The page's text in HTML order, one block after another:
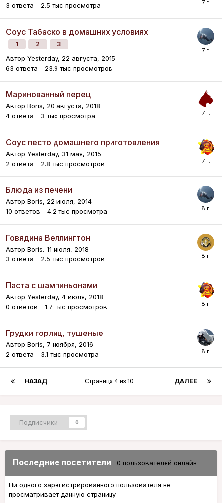
3 ответа 2.5 тыс просмотра
Соус Табаско в домашних условиях
1 2 3
Автор Yesterday, 22 августа, 2015
63 ответа 23.9 тыс просмотров
Маринованный перец
Автор Boris, 20 августа, 2018
4 ответа 3 тыс просмотра
Соус песто домашнего приготовления
Автор Yesterday, 31 мая, 2015
2 ответа 2.8 тыс просмотров
Блюда из печени
Автор Boris, 22 июля, 2014
10 ответов 4.2 тыс просмотра
Говядина Веллингтон
Автор Boris, 11 июля, 2018
3 ответа 2.5 тыс просмотров
Паста с шампиньонами
Автор Yesterday, 4 июля, 2018
0 ответов 1.7 тыс просмотров
Грудки горлиц, тушеные
Автор Boris, 7 ноября, 2016
2 ответа 3.1 тыс просмотра
НАЗАД ДАЛЕЕ
Страница 4 из 10
Подписчики 0
Последние посетители 0 пользователей онлайн
Ни одного зарегистрированного пользователя не
просматривает данную страницу